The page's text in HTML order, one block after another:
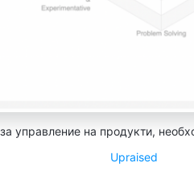
управление на продукти,
Upraised